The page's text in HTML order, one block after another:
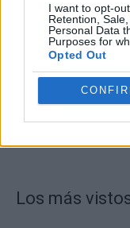
I want to opt-
Retention,
Personal Data
Purposes for
Opted Out
Los más